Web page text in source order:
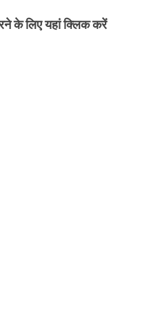
के लिए यहां क्लिक करें